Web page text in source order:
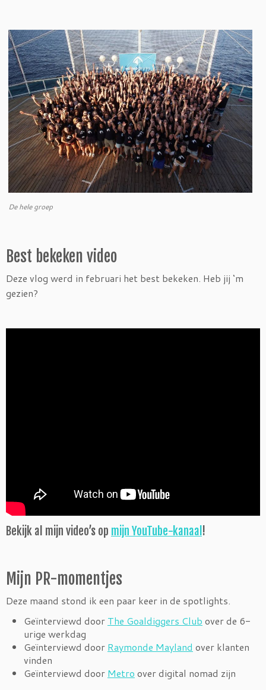
De hele groep
Best bekeken video
Deze vlog werd in februari het best bekeken. Heb jij ‘m
gezien?
Bekijk al mijn video’s op mijn YouTube-kanaal !
Mijn PR-momentjes
Deze maand stond ik een paar keer in de spotlights.
Geïnterviewd door The Goaldiggers Club over de 6-
urige werkdag
Geïnterviewd door Raymonde Mayland over klanten
vinden
Geïnterviewd door Metro over digital nomad zijn